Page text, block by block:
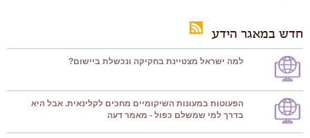
חדש במאגר הידע
למה ישראל מצטיינת בחקיקה ונכשלת ביישום?
הפעוטות במעונות השיקומיים מחכים לקלינאית. אבל היא
בדרך למי שמשלם כפול - מאמר דעה